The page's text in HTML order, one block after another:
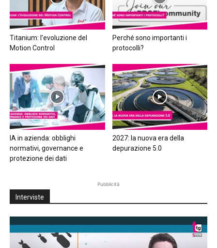
Titanium: l’evoluzione del
Motion Control
Perché sono importanti i
protocolli?
IA in azienda: obblighi
normativi, governance e
protezione dei dati
2027: la nuova era della
depurazione 5.0
Pubblicità
Interviste